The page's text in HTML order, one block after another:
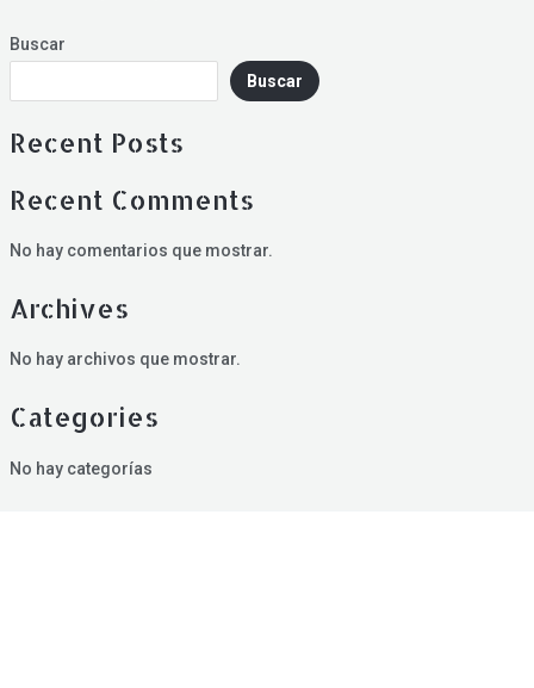
Buscar
Buscar
Recent Posts
Recent Comments
No hay comentarios que mostrar.
Archives
No hay archivos que mostrar.
Categories
No hay categorías